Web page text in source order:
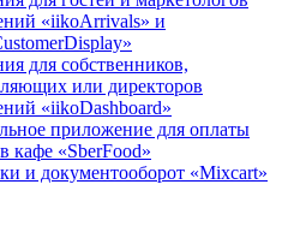
«iikoArrivals» и
для собственников,
или директоров
«iikoDashboard»
приложение для оплаты
кафе «SberFood»
и документооборот «Mixcart»